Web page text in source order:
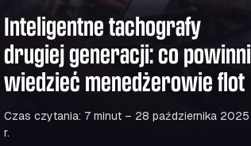
Inteligentne tachografy
drugiej generacji: co powinni
wiedzieć menedżerowie flot
Czas czytania: 7 minut – 28 października 2025
r.